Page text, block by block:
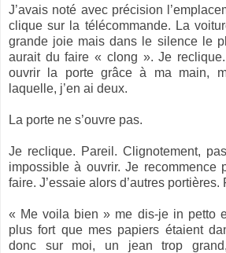
J’avais noté avec précision
clique sur la télécommande. La
grande joie mais dans le silence le
aurait du faire « clong ». Je
ouvrir la porte grâce à ma main,
laquelle, j’en ai deux.
La porte ne s’ouvre pas.
Je reclique. Pareil. Clignotement,
impossible à ouvrir. Je recommence
faire. J’essaie alors d’autres portières.
« Me voila bien » me dis-je in petto
plus fort que mes papiers étaient
donc sur moi, un jean trop